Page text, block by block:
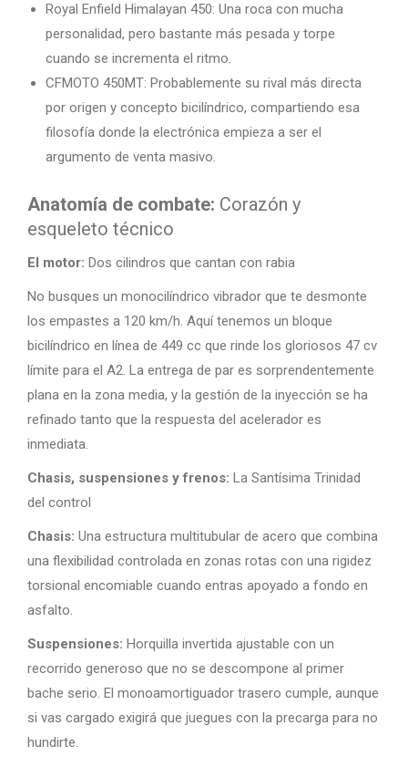
Royal Enfield Himalayan 450: Una roca con mucha
personalidad, pero bastante más pesada y torpe
cuando se incrementa el ritmo.
CFMOTO 450MT: Probablemente su rival más directa
por origen y concepto bicilíndrico, compartiendo esa
filosofía donde la electrónica empieza a ser el
argumento de venta masivo.
Anatomía de combate: Corazón y
esqueleto técnico
El motor: Dos cilindros que cantan con rabia
No busques un monocilíndrico vibrador que te desmonte
los empastes a 120 km/h. Aquí tenemos un bloque
bicilíndrico en línea de 449 cc que rinde los gloriosos 47 cv
límite para el A2. La entrega de par es sorprendentemente
plana en la zona media, y la gestión de la inyección se ha
refinado tanto que la respuesta del acelerador es
inmediata.
Chasis, suspensiones y frenos: La Santísima Trinidad
del control
Chasis: Una estructura multitubular de acero que combina
una flexibilidad controlada en zonas rotas con una rigidez
torsional encomiable cuando entras apoyado a fondo en
asfalto.
Suspensiones: Horquilla invertida ajustable con un
recorrido generoso que no se descompone al primer
bache serio. El monoamortiguador trasero cumple, aunque
si vas cargado exigirá que juegues con la precarga para no
hundirte.